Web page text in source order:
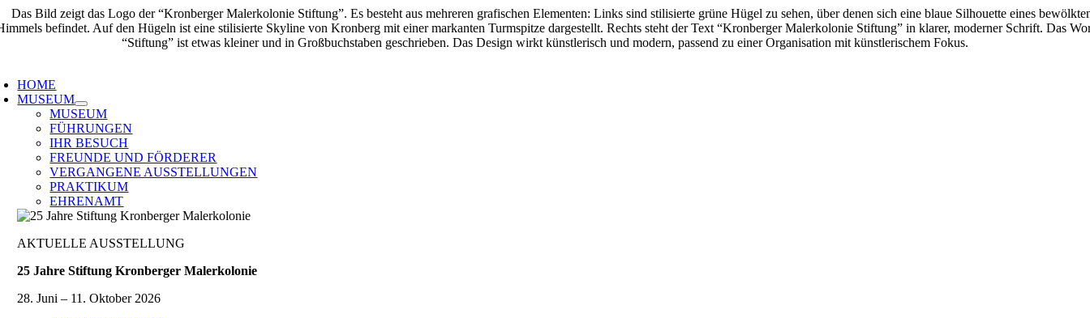
Zum
Inhalt
HOME
MUSEUM
MUSEUM
FÜHRUNGEN
IHR BESUCH
FREUNDE UND FÖRDERER
VERGANGENE AUSSTELLUNGEN
PRAKTIKUM
EHRENAMT
AKTUELLE AUSSTELLUNG
25 Jahre Stiftung Kronberger Malerkolonie
28. Juni – 11. Oktober 2026